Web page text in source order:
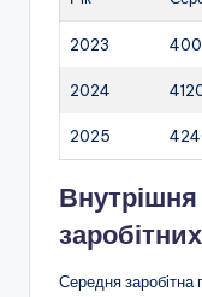
2023
2024
2025
Середня заробітна